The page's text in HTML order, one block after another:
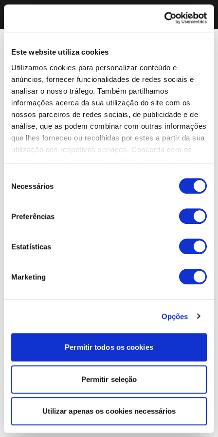
Este website utiliza cookies
Utilizamos cookies para personalizar conteúdo e
anúncios, fornecer funcionalidades de redes sociais e
analisar o nosso tráfego. Também partilhamos
informações acerca da sua utilização do site com os
nossos parceiros de redes sociais, de publicidade e de
análise, que as podem combinar com outras informações
que lhes forneceu ou recolhidas por estes a partir da sua
utilização dos respetivos serviços. Concorda com os
Necessários
Preferências
Estatísticas
Marketing
Opções
Permitir todos os cookies
Permitir seleção
Utilizar apenas os cookies necessários